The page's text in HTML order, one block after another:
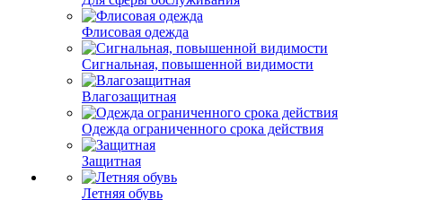
Флисовая одежда
Сигнальная, повышенной видимости
Влагозащитная
Одежда ограниченного срока действия
Защитная
Летняя обувь